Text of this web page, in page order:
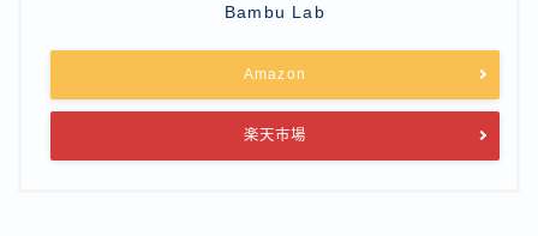
Bambu Lab
Amazon
楽天市場